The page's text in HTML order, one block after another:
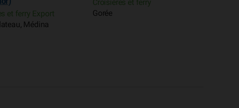
et ferry Export
Médina
Croisières et ferry
Gorée